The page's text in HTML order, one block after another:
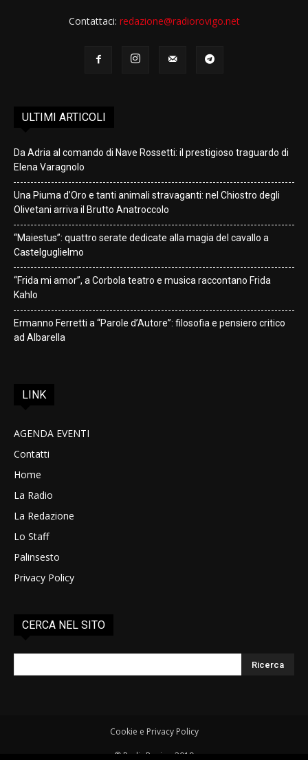
Contattaci: redazione@radiorovigo.net
ULTIMI ARTICOLI
Da Adria al comando di Nave Rossetti: il prestigioso traguardo di
Elena Varagnolo
Una Piuma d’Oro e tanti animali stravaganti: nel Chiostro degli
Olivetani arriva il Brutto Anatroccolo
“Maiestus”: quattro serate dedicate alla magia del cavallo a
Castelguglielmo
“Frida mi amor”, a Corbola teatro e musica raccontano Frida
Kahlo
Ermanno Ferretti a “Parole d’Autore”: filosofia e pensiero critico
ad Albarella
LINK
AGENDA EVENTI
Contatti
Home
La Radio
La Redazione
Lo Staff
Palinsesto
Privacy Policy
CERCA NEL SITO
Cookie e Privacy Policy
© RadioRovigo 2019